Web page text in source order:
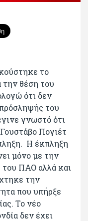
το
την θέση του
ότι δεν
του
γνωστό ότι
Πογιέτ
Η έκπληξη
μόνο με την
ΠΑΟ αλλά και
την
που υπήρξε
Το νέο
δεν έχει